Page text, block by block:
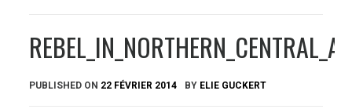
PUBLISHED ON 22 FÉVRIER 2014 BY ELIE GUCKERT